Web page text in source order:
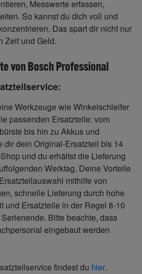
Messwerte erfassen,
So kannst du dich voll und
Das spart dir nicht nur
Zeit und Geld.
von Bosch Professional
Werkzeuge wie Winkelschleifer
passenden Ersatzteile: vom
bis hin zu Akkus und
dir dein Original-Ersatzteil bis 14
und du erhältst die Lieferung
Werktag. Deine Vorteile
mithilfe von
schnelle Lieferung durch hohe
und Ersatzteile in der Regel 8-10
Bitte beachte, dass
eingebaut werden
findest du hier.